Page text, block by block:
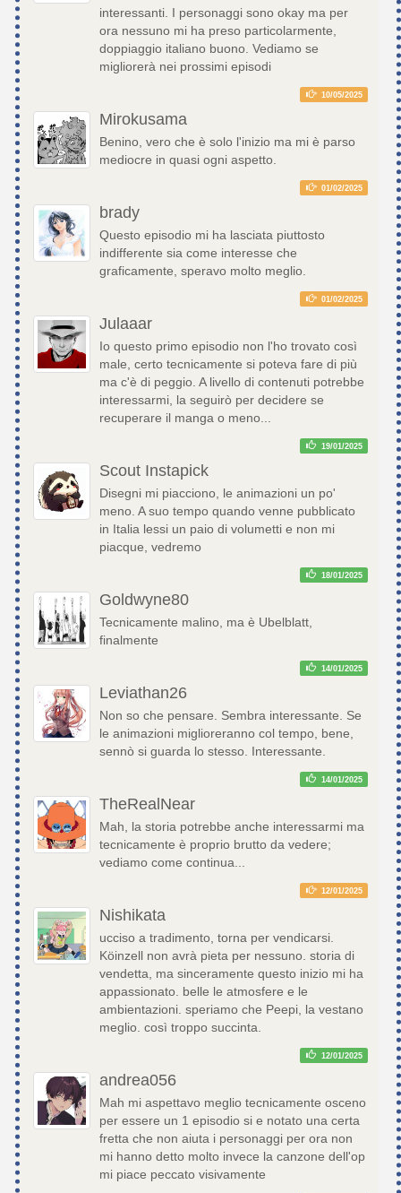
interessanti. I personaggi sono okay ma per
ora nessuno mi ha preso particolarmente,
doppiaggio italiano buono. Vediamo se
migliorerà nei prossimi episodi
10/05/2025
Mirokusama
Benino, vero che è solo l'inizio ma mi è parso
mediocre in quasi ogni aspetto.
01/02/2025
brady
Questo episodio mi ha lasciata piuttosto
indifferente sia come interesse che
graficamente, speravo molto meglio.
01/02/2025
Julaaar
Io questo primo episodio non l'ho trovato così
male, certo tecnicamente si poteva fare di più
ma c'è di peggio. A livello di contenuti potrebbe
interessarmi, la seguirò per decidere se
recuperare il manga o meno...
19/01/2025
Scout Instapick
Disegni mi piacciono, le animazioni un po'
meno. A suo tempo quando venne pubblicato
in Italia lessi un paio di volumetti e non mi
piacque, vedremo
18/01/2025
Goldwyne80
Tecnicamente malino, ma è Ubelblatt,
finalmente
14/01/2025
Leviathan26
Non so che pensare. Sembra interessante. Se
le animazioni miglioreranno col tempo, bene,
sennò si guarda lo stesso. Interessante.
14/01/2025
TheRealNear
Mah, la storia potrebbe anche interessarmi ma
tecnicamente è proprio brutto da vedere;
vediamo come continua...
12/01/2025
Nishikata
ucciso a tradimento, torna per vendicarsi.
Köinzell non avrà pieta per nessuno. storia di
vendetta, ma sinceramente questo inizio mi ha
appassionato. belle le atmosfere e le
ambientazioni. speriamo che Peepi, la vestano
meglio. così troppo succinta.
12/01/2025
andrea056
Mah mi aspettavo meglio tecnicamente osceno
per essere un 1 episodio si e notato una certa
fretta che non aiuta i personaggi per ora non
mi hanno detto molto invece la canzone dell'op
mi piace peccato visivamente